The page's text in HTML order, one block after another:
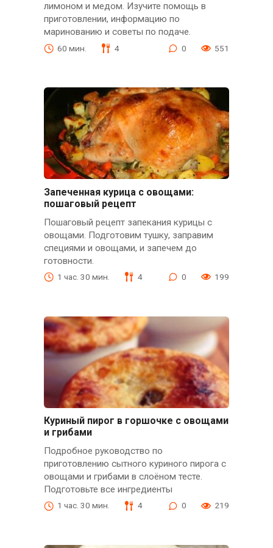
лимоном и медом. Изучите помощь в
приготовлении, информацию по
маринованию и советы по подаче.
60 мин. 4 0 551
Запеченная курица с овощами:
пошаговый рецепт
Пошаговый рецепт запекания курицы с
овощами. Подготовим тушку, заправим
специями и овощами, и запечем до
готовности.
1 час. 30 мин. 4 0 199
Куриный пирог в горшочке с овощами
и грибами
Подробное руководство по
приготовлению сытного куриного пирога с
овощами и грибами в слоёном тесте.
Подготовьте все ингредиенты
1 час. 30 мин. 4 0 219